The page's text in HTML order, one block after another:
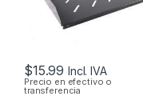
$15.99 Incl. IVA
Precio en efectivo o
transferencia